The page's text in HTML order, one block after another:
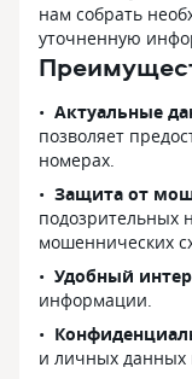
нам собрать
уточненную
Актуальные
позволяет
номерах.
Защита от
подозрительных
мошеннических
Удобный
информации.
и личных данных